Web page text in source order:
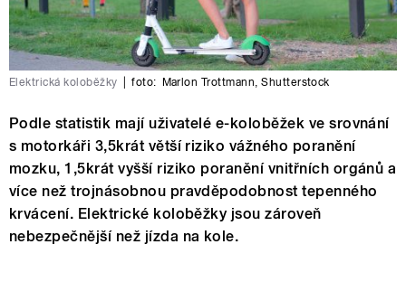
Elektrická koloběžky foto: Marlon Trottmann,Shutterstock
Podle statistik mají uživatelé e-koloběžek ve srovnání
s motorkáři 3,5krát větší riziko vážného poranění
mozku, 1,5krát vyšší riziko poranění vnitřních orgánů a
více než trojnásobnou pravděpodobnost tepenného
krvácení. Elektrické koloběžky jsou zároveň
nebezpečnější než jízda na kole.